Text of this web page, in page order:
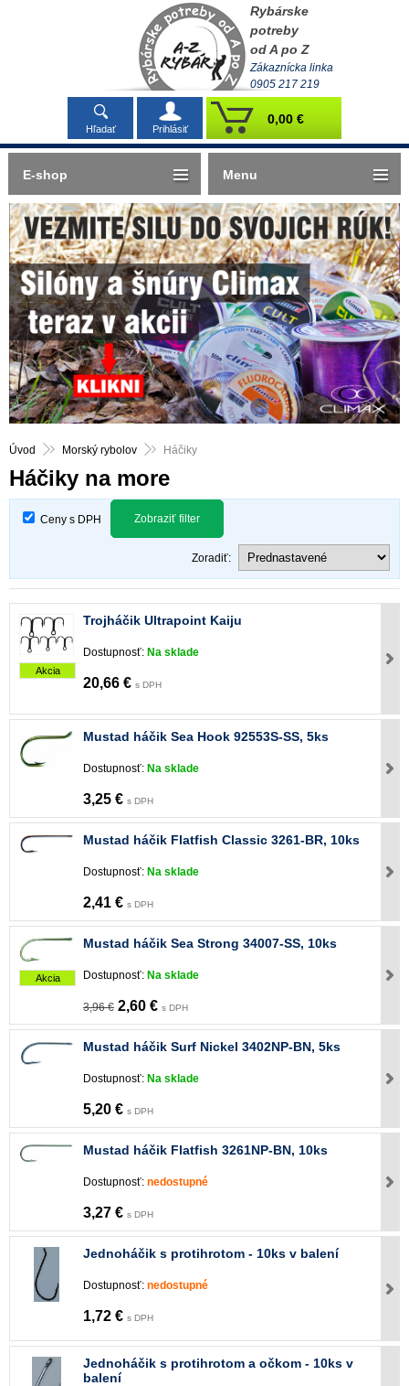
Rybárske
potreby
od A po Z
Zákaznícka linka
0905 217 219
Hľadať Prihlásiť
0,00 €
Úvod Morský rybolov Háčiky
Háčiky na more
Ceny s DPH Zobraziť filter
Zoradiť:
Akcia
Trojháčik Ultrapoint Kaiju
Dostupnosť: Na sklade
20,66 € s DPH
Mustad háčik Sea Hook 92553S-SS, 5ks
Dostupnosť: Na sklade
3,25 € s DPH
Mustad háčik Flatfish Classic 3261-BR, 10ks
Dostupnosť: Na sklade
2,41 € s DPH
Akcia
Mustad háčik Sea Strong 34007-SS, 10ks
Dostupnosť: Na sklade
3,96 € 2,60 € s DPH
Mustad háčik Surf Nickel 3402NP-BN, 5ks
Dostupnosť: Na sklade
5,20 € s DPH
Mustad háčik Flatfish 3261NP-BN, 10ks
Dostupnosť: nedostupné
3,27 € s DPH
Jednoháčik s protihrotom - 10ks v balení
Dostupnosť: nedostupné
1,72 € s DPH
Jednoháčik s protihrotom a očkom - 10ks v
balení
E-shop Menu